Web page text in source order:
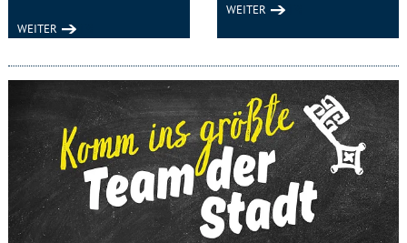
WEITER
WEITER